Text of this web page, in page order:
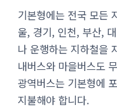
기본형에는 전국 모든
울, 경기, 인천, 부산,
나 운행하는 지하철을
내버스와 마을버스도
광역버스는 기본형에
지불해야 합니다.